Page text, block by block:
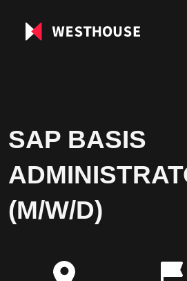
SAP BASIS
(M/W/D)